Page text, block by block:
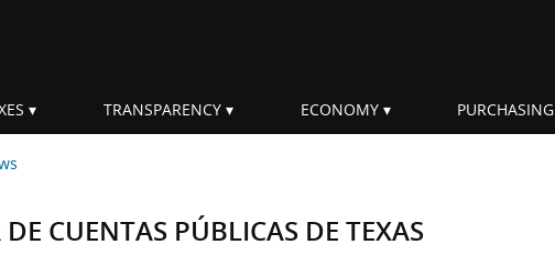
TRANSPARENCY ECONOMY PURCHASING
CUENTAS PÚBLICAS DE TEXAS